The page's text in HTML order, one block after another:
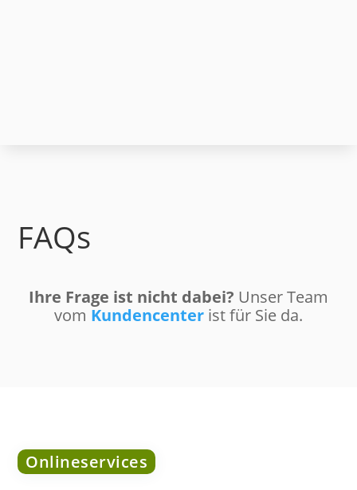
FAQs
Ihre Frage ist nicht dabei? Unser Team
vom Kundencenter ist für Sie da.
Onlineservices